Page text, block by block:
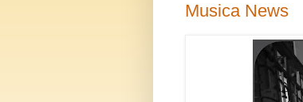
Musica News